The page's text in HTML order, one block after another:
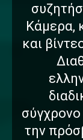
Κάμερα,
και
σύγχρονο
την